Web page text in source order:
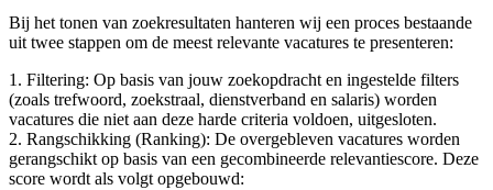
Bij het tonen van zoekresultaten hanteren wij een proces bestaande
uit twee stappen om de meest relevante vacatures te presenteren:
1. Filtering: Op basis van jouw zoekopdracht en ingestelde filters
(zoals trefwoord, zoekstraal, dienstverband en salaris) worden
vacatures die niet aan deze harde criteria voldoen, uitgesloten.
2. Rangschikking (Ranking): De overgebleven vacatures worden
gerangschikt op basis van een gecombineerde relevantiescore. Deze
score wordt als volgt opgebouwd: